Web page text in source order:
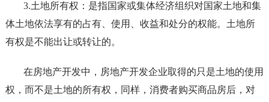
3.土地所有权：是指国家或集体经济组织对国家土地和集
体土地依法享有的占有、使用、收益和处分的权能。土地所
有权是不能出让或转让的。
在房地产开发中，房地产开发企业取得的只是土地的使用
权，而不是土地的所有权，同样，消费者购买商品房后，对